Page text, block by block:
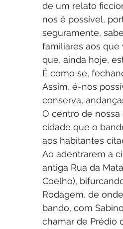
de um relato
nos é possível,
seguramente,
familiares aos
que, ainda hoje,
É como se,
Assim, é-nos
conserva,
O centro de
cidade que o
aos habitantes
Ao adentrarem a
antiga Rua da
Coelho),
Rodagem, de
bando, com
chamar de Prédio